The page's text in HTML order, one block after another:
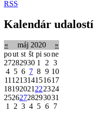
RSS
Kalendár udalostí
« máj 2020
»
pout st št pi sone
27282930 1 2 3
4 5 6 7 8 9 10
11121314151617
18192021222324
25262728293031
1 2 3 4 5 6
7